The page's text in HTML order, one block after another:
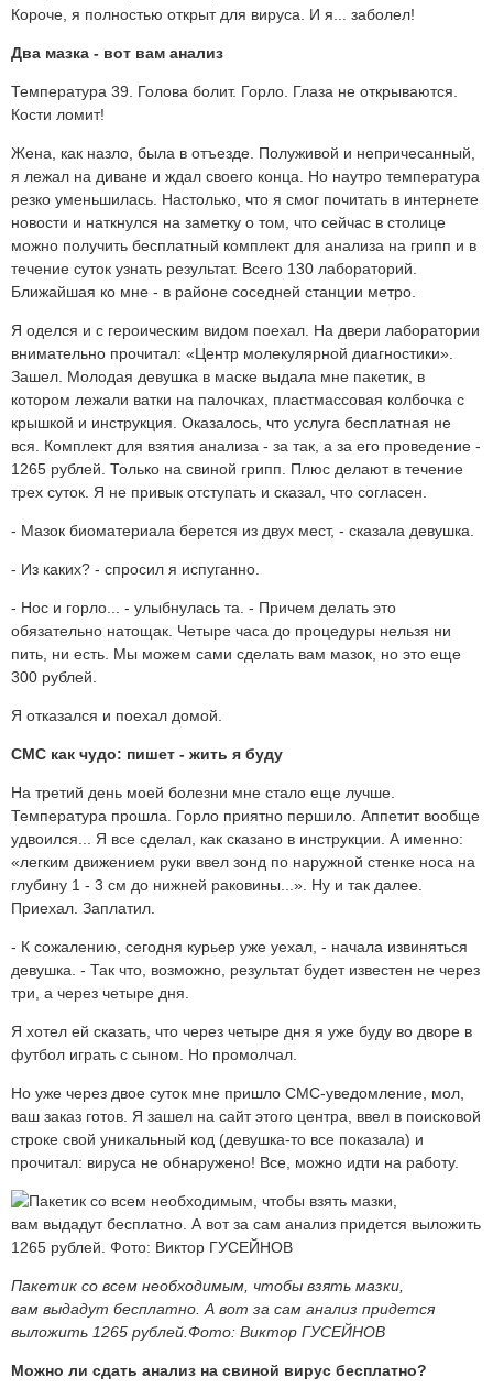
Короче, я полностью открыт для вируса. И я... заболел!
Два мазка - вот вам анализ
Температура 39. Голова болит. Горло. Глаза не открываются.
Кости ломит!
Жена, как назло, была в отъезде. Полуживой и непричесанный,
я лежал на диване и ждал своего конца. Но наутро температура
резко уменьшилась. Настолько, что я смог почитать в интернете
новости и наткнулся на заметку о том, что сейчас в столице
можно получить бесплатный комплект для анализа на грипп и в
течение суток узнать результат. Всего 130 лабораторий.
Ближайшая ко мне - в районе соседней станции метро.
Я оделся и с героическим видом поехал. На двери лаборатории
внимательно прочитал: «Центр молекулярной диагностики».
Зашел. Молодая девушка в маске выдала мне пакетик, в
котором лежали ватки на палочках, пластмассовая колбочка с
крышкой и инструкция. Оказалось, что услуга бесплатная не
вся. Комплект для взятия анализа - за так, а за его проведение -
1265 рублей. Только на свиной грипп. Плюс делают в течение
трех суток. Я не привык отступать и сказал, что согласен.
- Мазок биоматериала берется из двух мест, - сказала девушка.
- Из каких? - спросил я испуганно.
- Нос и горло... - улыбнулась та. - Причем делать это
обязательно натощак. Четыре часа до процедуры нельзя ни
пить, ни есть. Мы можем сами сделать вам мазок, но это еще
300 рублей.
Я отказался и поехал домой.
СМС как чудо: пишет - жить я буду
На третий день моей болезни мне стало еще лучше.
Температура прошла. Горло приятно першило. Аппетит вообще
удвоился... Я все сделал, как сказано в инструкции. А именно:
«легким движением руки ввел зонд по наружной стенке носа на
глубину 1 - 3 см до нижней раковины...». Ну и так далее.
Приехал. Заплатил.
- К сожалению, сегодня курьер уже уехал, - начала извиняться
девушка. - Так что, возможно, результат будет известен не через
три, а через четыре дня.
Я хотел ей сказать, что через четыре дня я уже буду во дворе в
футбол играть с сыном. Но промолчал.
Но уже через двое суток мне пришло СМС-уведомление, мол,
ваш заказ готов. Я зашел на сайт этого центра, ввел в поисковой
строке свой уникальный код (девушка-то все показала) и
прочитал: вируса не обнаружено! Все, можно идти на работу.
Пакетик со всем необходимым, чтобы взять мазки,
вам выдадут бесплатно. А вот за сам анализ придется
выложить 1265 рублей. Фото: Виктор ГУСЕЙНОВ
Можно ли сдать анализ на свиной вирус бесплатно?